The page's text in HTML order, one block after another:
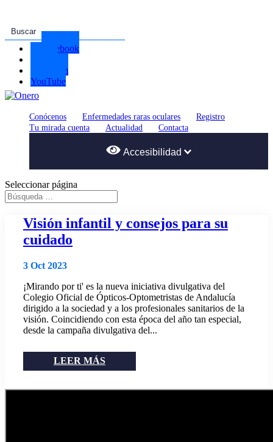
Facebook
Instagram
YouTube
Conócenos Enfermedades raras oculares
Registro
Tu mirada cuenta
Actualidad Contacta
Accesibilidad
Tamaño del texto
Seleccionar página
Visión infantil y consejos para su
cuidado
3 Oct 2023
¡Mirando por ti' es la nueva iniciativa divulgativa del
Colegio Oficial de Ópticos-Optometristas de Andalucía
dirigido a la sociedad y a los profesionales sanitarios de la
visión. Coincidiendo con esta época del año tan especial,
desde la campaña divulgativa del...
LEER MÁS